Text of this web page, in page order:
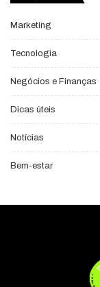
Marketing
Tecnologia
Negócios e Finanças
Dicas úteis
Notícias
Bem-estar